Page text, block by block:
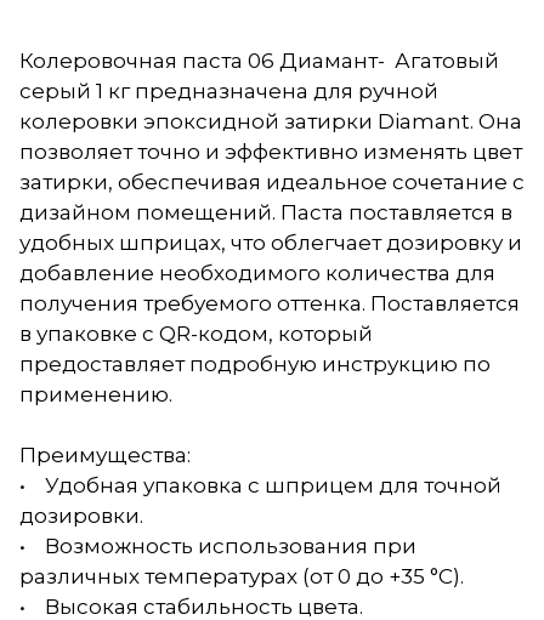
Колеровочная паста 06 Диамант- Агатовый
серый 1 кг предназначена для ручной
колеровки эпоксидной затирки Diamant. Она
позволяет точно и эффективно изменять цвет
затирки, обеспечивая идеальное сочетание с
дизайном помещений. Паста поставляется в
удобных шприцах, что облегчает дозировку и
добавление необходимого количества для
получения требуемого оттенка. Поставляется
в упаковке с QR-кодом, который
предоставляет подробную инструкцию по
применению.
Преимущества:
• Удобная упаковка с шприцем для точной
дозировки.
• Возможность использования при
различных температурах (от 0 до +35 °С).
• Высокая стабильность цвета.